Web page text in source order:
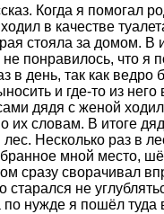
Когда я помогал
ходил в качестве
стояла за домом. В
понравилось, что я
в день, так как ведро
и где-то из него
дядя с женой
их словам. В итоге
лес. Несколько раз в
мной место,
сразу сворачивал
старался не
по нужде я пошёл туда